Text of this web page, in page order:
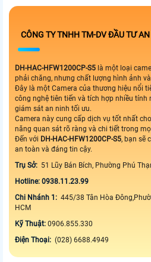
CÔNG TY TNHH TM-DV ĐẦU TƯ
DH-HAC-HFW1200CP-S5 là một loại
phải chăng, nhưng chất lượng hình ảnh
Đây là một Camera của thương hiệu nổi
công nghệ tiên tiến và tích hợp nhiều tính
giám sát an ninh tối ưu.
Camera này cung cấp dịch vụ tốt nhất
năng quan sát rõ ràng và chi tiết trong
Đến với DH-HAC-HFW1200CP-S5, bạn sẽ
an toàn và đáng tin cậy.
Trụ Sở: 51 Lũy Bán Bích, Phường Phú
Hotline: 0938.11.23.99
Chi Nhánh 1: 445/38 Tân Hòa
HCM
Kỹ Thuật: 0906.855.330
Điện Thoại: (028) 6688.4949